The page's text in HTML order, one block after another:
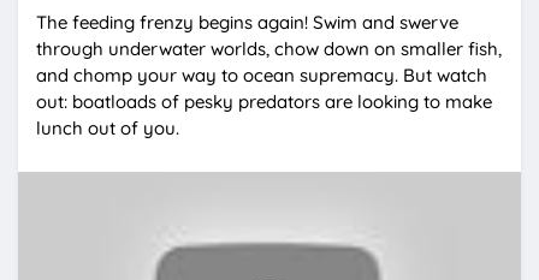
The feeding frenzy begins again! Swim and swerve
through underwater worlds, chow down on smaller fish,
and chomp your way to ocean supremacy. But watch
out: boatloads of pesky predators are looking to make
lunch out of you.